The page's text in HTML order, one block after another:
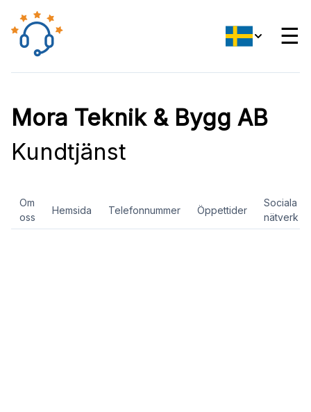
☰
Mora Teknik & Bygg AB
Kundtjänst
Om
oss
Hemsida Telefonnummer Öppettider
Sociala
nätverk